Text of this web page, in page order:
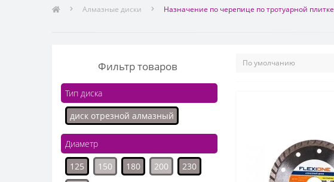
Алмазные диски Назначение по черепице по тротуарной плитке
Фильтр товаров
Тип диска
диск отрезной алмазный
Диаметр
125
150 180 200
230